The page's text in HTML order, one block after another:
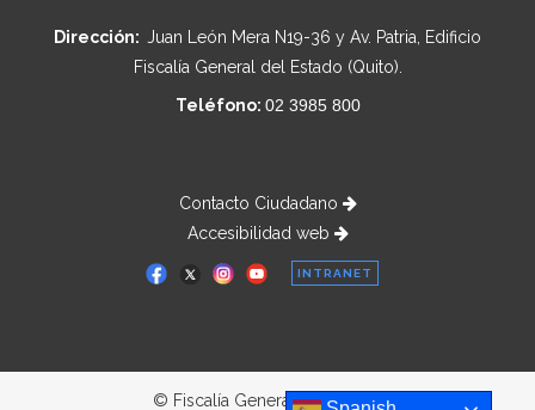
Dirección: Juan León Mera N19-36 y Av. Patria, Edificio
Fiscalía General del Estado (Quito).
Teléfono: 02 3985 800
Contacto Ciudadano
Accesibilidad web
INTRANET
© Fiscalía General del Estado